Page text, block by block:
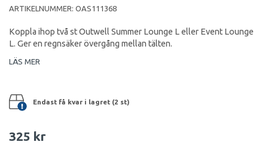
ARTIKELNUMMER: OAS111368
Koppla ihop två st Outwell Summer Lounge L eller Event Lounge
L. Ger en regnsäker övergång mellan tälten.
LÄS MER
Endast få kvar i lagret (2 st)
325 kr